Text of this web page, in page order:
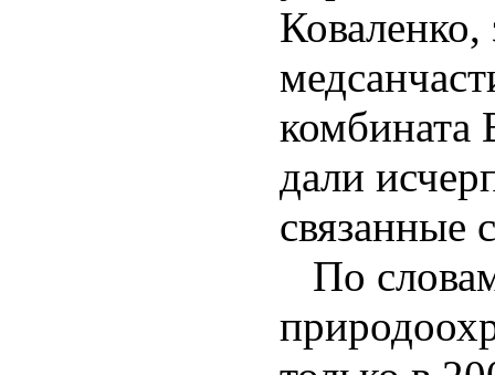
Коваленко,
комбината
дали
связанные
По